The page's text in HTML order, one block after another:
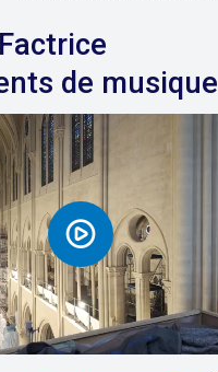
de musique